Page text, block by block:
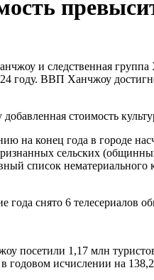
и следственная
году. ВВП Ханчжоу
добавленная стоимость
на конец года в городе
сельских
список нематериального
года снято 6 телесериалов
посетили 1,17 млн
исчислении на